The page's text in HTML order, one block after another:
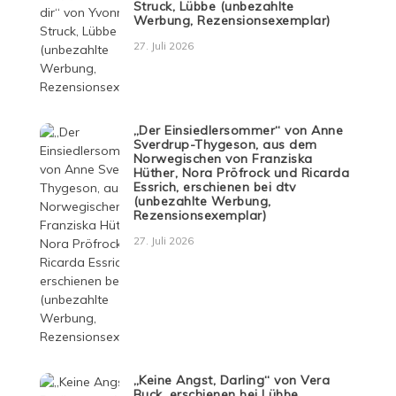
Struck, Lübbe (unbezahlte
Werbung, Rezensionsexemplar)
27. Juli 2026
„Der Einsiedlersommer“ von Anne
Sverdrup-Thygeson, aus dem
Norwegischen von Franziska
Hüther, Nora Pröfrock und Ricarda
Essrich, erschienen bei dtv
(unbezahlte Werbung,
Rezensionsexemplar)
27. Juli 2026
„Keine Angst, Darling“ von Vera